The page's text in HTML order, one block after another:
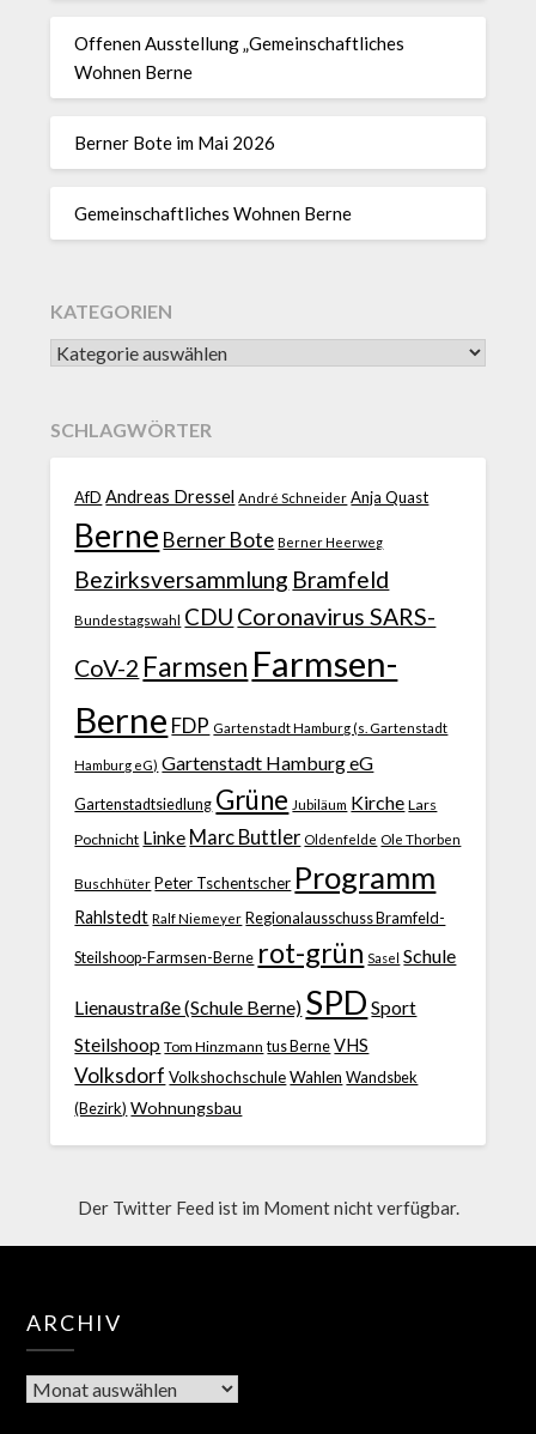
Offenen Ausstellung „Gemeinschaftliches
Wohnen Berne
Berner Bote im Mai 2026
Gemeinschaftliches Wohnen Berne
KATEGORIEN
SCHLAGWÖRTER
AfD Andreas Dressel André Schneider Anja Quast
Berne Berner Bote Berner Heerweg
Bezirksversammlung Bramfeld
Bundestagswahl CDU Coronavirus SARS-
CoV-2 Farmsen Farmsen-
Berne FDP Gartenstadt Hamburg (s. Gartenstadt
Hamburg eG) Gartenstadt Hamburg eG
Gartenstadtsiedlung Grüne Jubiläum Kirche Lars
Pochnicht Linke Marc Buttler Oldenfelde Ole Thorben
Buschhüter Peter Tschentscher Programm
Rahlstedt Ralf Niemeyer Regionalausschuss Bramfeld-
Steilshoop-Farmsen-Berne rot-grün Sasel Schule
Lienaustraße (Schule Berne) SPD Sport
Steilshoop Tom Hinzmann tus Berne VHS
Volksdorf Volkshochschule Wahlen Wandsbek
(Bezirk) Wohnungsbau
Der Twitter Feed ist im Moment nicht verfügbar.
ARCHIV